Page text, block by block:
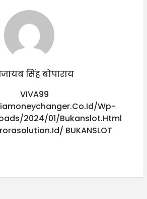
सिंह बोपाराय
VIVA99
wp-
2024/01/bukanslot.html
BUKANSLOT